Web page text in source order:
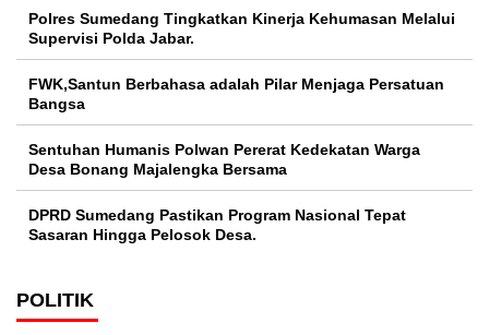
Polres Sumedang Tingkatkan Kinerja Kehumasan Melalui
Supervisi Polda Jabar.
FWK,Santun Berbahasa adalah Pilar Menjaga Persatuan
Bangsa
Sentuhan Humanis Polwan Pererat Kedekatan Warga
Desa Bonang Majalengka Bersama
DPRD Sumedang Pastikan Program Nasional Tepat
Sasaran Hingga Pelosok Desa.
POLITIK